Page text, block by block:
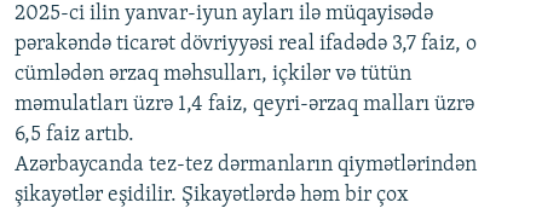
2025-ci ilin yanvar-iyun ayları ilə müqayisədə
pərakəndə ticarət dövriyyəsi real ifadədə 3,7 faiz, o
cümlədən ərzaq məhsulları, içkilər və tütün
məmulatları üzrə 1,4 faiz, qeyri-ərzaq malları üzrə
6,5 faiz artıb.
Azərbaycanda tez-tez dərmanların qiymətlərindən
şikayətlər eşidilir. Şikayətlərdə həm bir çox